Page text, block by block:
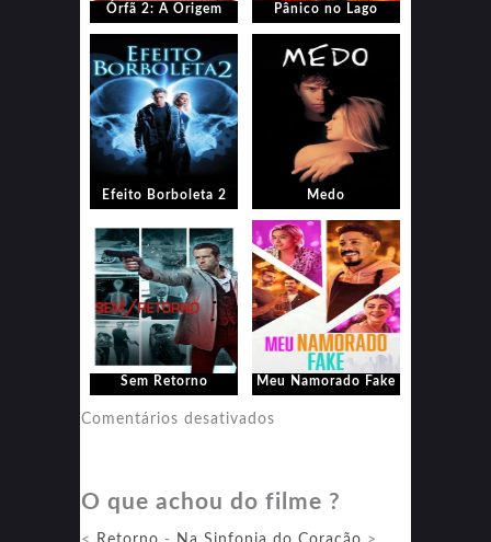
Órfã 2: A Origem Pânico no Lago
Efeito Borboleta 2 Medo
Sem Retorno Meu Namorado Fake
Comentários desativados
Fake
O que achou do filme ?